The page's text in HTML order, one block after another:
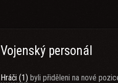
Vojenský personál
Hráči (1) byli přiděleni na nové